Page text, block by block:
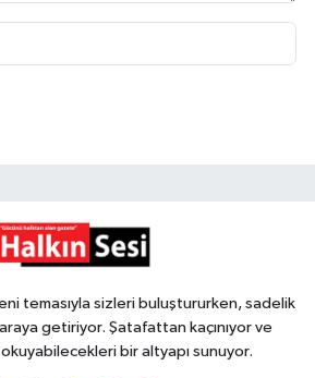
temasıyla sizleri buluştururken, sadelik
getiriyor. Şatafattan kaçınıyor ve
bir altyapı sunuyor.